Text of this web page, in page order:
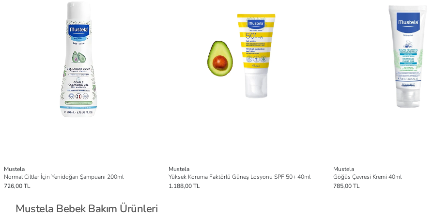
Mustela
Normal Ciltler İçin Yenidoğan Şampuanı 200ml
726,00 TL
Mustela
Yüksek Koruma Faktörlü Güneş Losyonu SPF 50+ 40ml
1.188,00 TL
Mustela
Göğüs Çevresi Kremi 40ml
785,00 TL
Mustela Bebek Bakım Ürünleri